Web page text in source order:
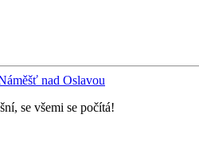
se všemi se počítá!